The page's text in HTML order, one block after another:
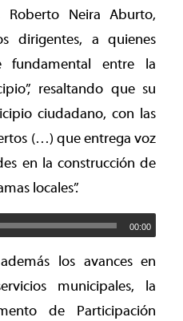
Roberto Neira Aburto,
dirigentes, a quienes
fundamental entre la
resaltando que su
ciudadano, con las
(…) que entrega voz
en la construcción de
locales”.
00:00
los avances en
municipales, la
de Participación